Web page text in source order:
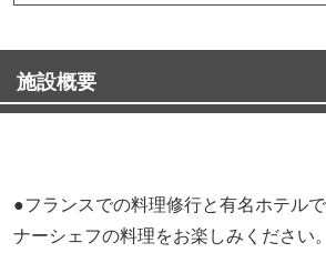
施設概要
●フランスでの料理修行と有名ホテル
ナーシェフの料理をお楽しみください。